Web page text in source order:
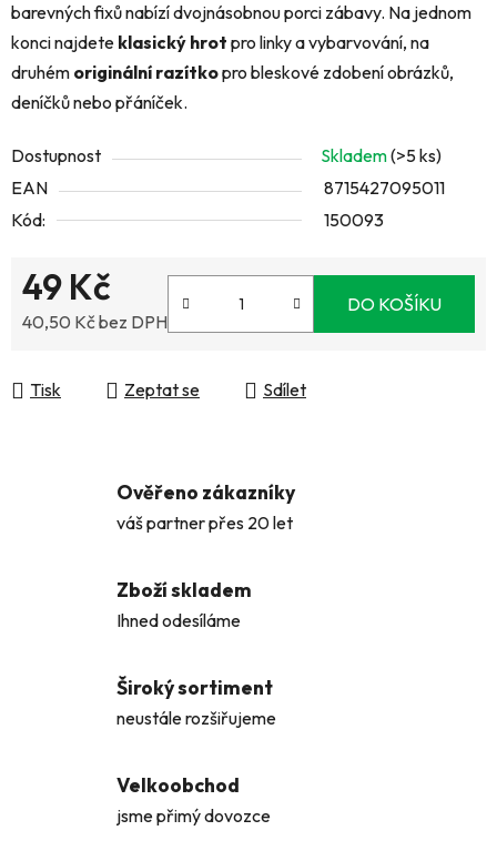
barevných fixů nabízí dvojnásobnou porci zábavy. Na jednom
konci najdete klasický hrot pro linky a vybarvování, na
druhém originální razítkopro bleskové zdobení obrázků,
deníčků nebo přáníček.
Dostupnost Skladem(>5 ks)
EAN
8715427095011
Kód:
150093
49 Kč
40,50 Kč bez DPH
DO KOŠÍKU
Tisk Zeptat se Sdílet
Ověřeno zákazníky
váš partner přes 20 let
Zboží skladem
Ihned odesíláme
Široký sortiment
neustále rozšiřujeme
Velkoobchod
jsme přimý dovozce